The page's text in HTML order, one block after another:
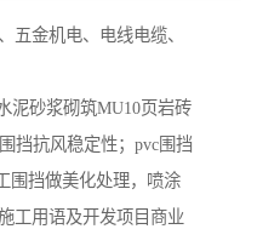
五金机电、电线电缆、
泥砂浆砌筑MU10页岩砖
挡抗风稳定性；pvc围挡
围挡做美化处理，喷涂
工用语及开发项目商业